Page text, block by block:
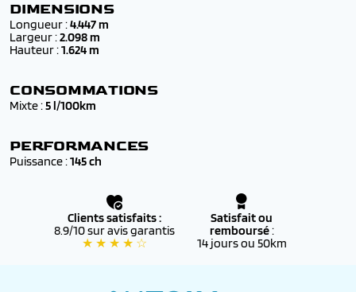
✔️Neufs* ou 0 km
conformité européen (COC)
✔️ Couvert par la
dans tout le réseau PEUGEOT officiel
✔️ Éligibles aufinancement
(bonus écologique, reprise, etc.)
définitive
DIMENSIONS
Longueur :4.447 m
Largeur :2.098 m
Hauteur :1.624 m
CONSOMMATIONS
Mixte :5 l/100km
PERFORMANCES
Puissance :145 ch
Clients satisfaits :
8.9/10 sur avis garantis
★ ★ ★ ★ ☆
Satisfait ou
remboursé:
14 jours ou 50km